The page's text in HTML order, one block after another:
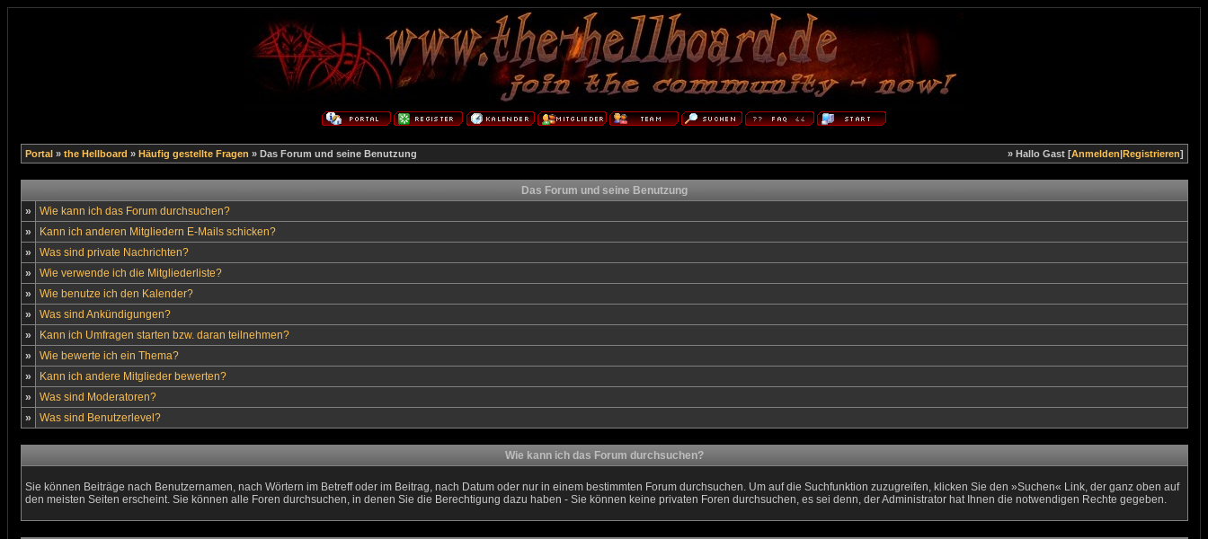
Portal» the Hellboard » Häufig gestellte Fragen » Das Forum und seine Benutzung » Hallo Gast [Anmelden|Registrieren]
Das Forum und seine Benutzung
»
Wie kann ich das Forum durchsuchen?
»
Kann ich anderen Mitgliedern E-Mails schicken?
»
Was sind private Nachrichten?
»
Wie verwende ich die Mitgliederliste?
»
Wie benutze ich den Kalender?
»
Was sind Ankündigungen?
»
Kann ich Umfragen starten bzw. daran teilnehmen?
»
Wie bewerte ich ein Thema?
»
Kann ich andere Mitglieder bewerten?
»
Was sind Moderatoren?
»
Was sind Benutzerlevel?
Wie kann ich das Forum durchsuchen?
Sie können Beiträge nach Benutzernamen, nach Wörtern im Betreff oder im Beitrag, nach Datum oder nur in einem bestimmten Forum durchsuchen. Um auf die Suchfunktion zuzugreifen, klicken Sie den »Suchen« Link, der ganz oben auf
den meisten Seiten erscheint. Sie können alle Foren durchsuchen, in denen Sie die Berechtigung dazu haben - Sie können keine privaten Foren durchsuchen, es sei denn, der Administrator hat Ihnen die notwendigen Rechte gegeben.